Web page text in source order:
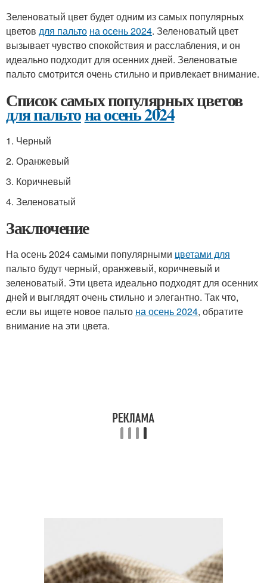
Зеленоватый цвет будет одним из самых популярных
цветов для пальто на осень 2024. Зеленоватый цвет
вызывает чувство спокойствия и расслабления, и он
идеально подходит для осенних дней. Зеленоватые
пальто смотрится очень стильно и привлекает внимание.
Список самых популярных цветов
для пальтона осень 2024
1. Черный
2. Оранжевый
3. Коричневый
4. Зеленоватый
Заключение
На осень 2024 самыми популярными цветами для
пальто будут черный, оранжевый, коричневый и
зеленоватый. Эти цвета идеально подходят для осенних
дней и выглядят очень стильно и элегантно. Так что,
если вы ищете новое пальто на осень 2024, обратите
внимание на эти цвета.